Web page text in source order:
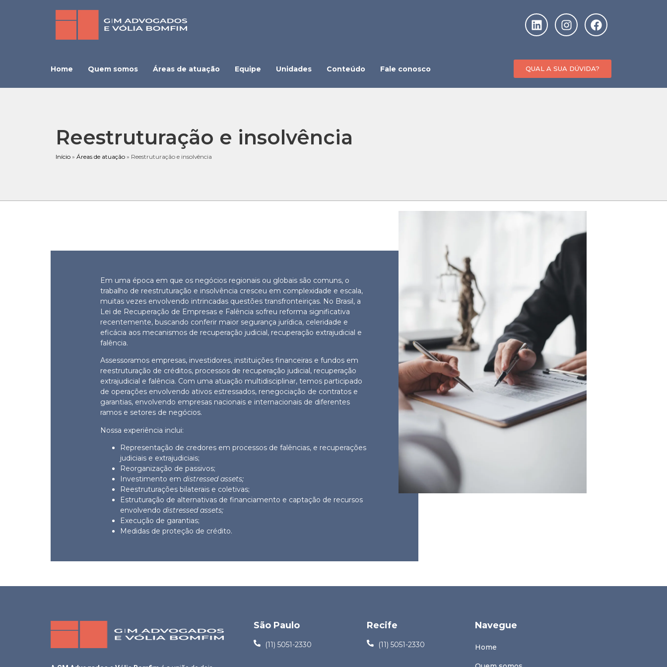
Home Quem somos Áreas de atuação Equipe Unidades Conteúdo Fale conosco QUAL A SUA DÚVIDA?
Reestruturação e insolvência
Início » Áreas de atuação » Reestruturação e insolvência
Em uma época em que os negócios regionais ou globais são comuns, o
trabalho de reestruturação e insolvência cresceu em complexidade e escala,
muitas vezes envolvendo intrincadas questões transfronteiriças. No Brasil, a
Lei de Recuperação de Empresas e Falência sofreu reforma significativa
recentemente, buscando conferir maior segurança jurídica, celeridade e
eficácia aos mecanismos de recuperação judicial, recuperação extrajudicial e
falência.
Assessoramos empresas, investidores, instituições financeiras e fundos em
reestruturação de créditos, processos de recuperação judicial, recuperação
extrajudicial e falência. Com uma atuação multidisciplinar, temos participado
de operações envolvendo ativos estressados, renegociação de contratos e
garantias, envolvendo empresas nacionais e internacionais de diferentes
ramos e setores de negócios.
Nossa experiência inclui:
Representação de credores em processos de falências, e recuperações
judiciais e extrajudiciais;
Reorganização de passivos;
Investimento em distressed assets;
Reestruturações bilaterais e coletivas;
Estruturação de alternativas de financiamento e captação de recursos
envolvendo distressed assets;
Execução de garantias;
Medidas de proteção de crédito.
São Paulo
(11) 5051-2330
Recife
(11) 5051-2330
Navegue
Home